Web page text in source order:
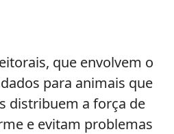
que envolvem o
para animais que
distribuem a força de
e evitam problemas